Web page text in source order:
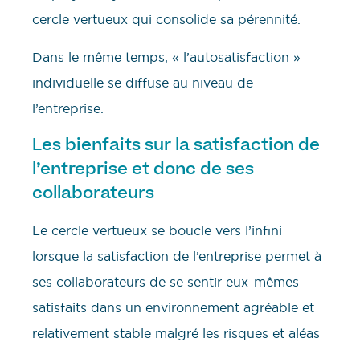
cercle vertueux qui consolide sa pérennité.
Dans le même temps, « l’autosatisfaction »
individuelle se diffuse au niveau de
l’entreprise.
Les bienfaits sur la satisfaction de
l’entreprise et donc de ses
collaborateurs
Le cercle vertueux se boucle vers l’infini
lorsque la satisfaction de l’entreprise permet à
ses collaborateurs de se sentir eux-mêmes
satisfaits dans un environnement agréable et
relativement stable malgré les risques et aléas